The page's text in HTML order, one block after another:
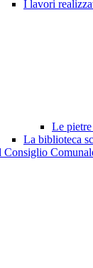
I lavori
Le
La biblioteca
Consiglio